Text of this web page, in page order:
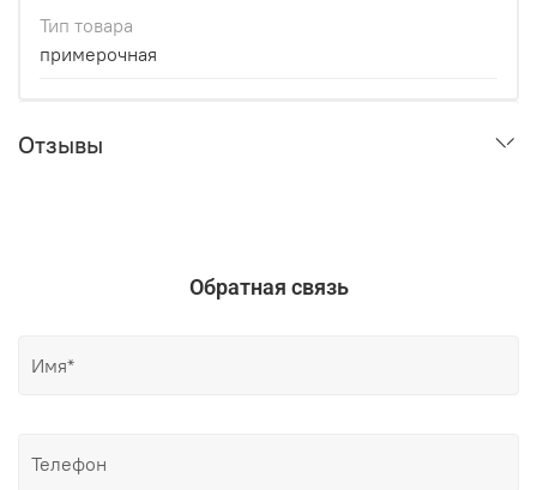
Тип товара
примерочная
Отзывы
Обратная связь